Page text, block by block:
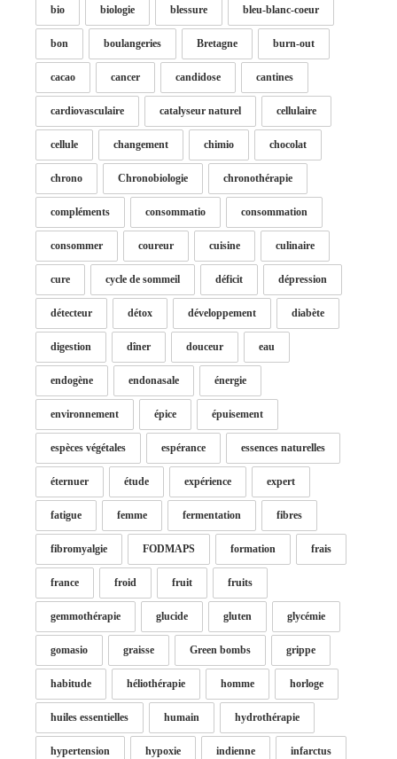
bio biologie blessure bleu-blanc-coeur
bon boulangeries Bretagne burn-out
cacao cancer candidose cantines
cardiovasculaire catalyseur naturel cellulaire
cellule changement chimio chocolat
chrono Chronobiologie chronothérapie
compléments consommatio consommation
consommer coureur cuisine culinaire
cure cycle de sommeil déficit dépression
détecteur détox développement diabète
digestion dîner douceur eau
endogène endonasale énergie
environnement épice épuisement
espèces végétales espérance essences naturelles
éternuer étude expérience expert
fatigue femme fermentation fibres
fibromyalgie FODMAPS formation frais
france froid fruit fruits
gemmothérapie glucide gluten glycémie
gomasio graisse Green bombs grippe
habitude héliothérapie homme horloge
huiles essentielles humain hydrothérapie
hypertension hypoxie indienne infarctus